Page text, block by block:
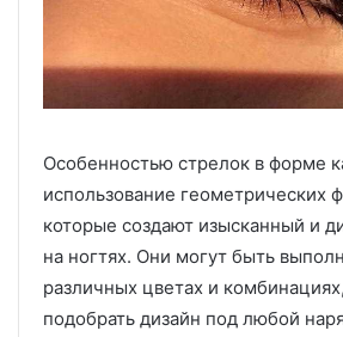
Особенностью стрелок в форме
использование геометрических
которые создают изысканный и
на ногтях. Они могут быть
различных цветах и
подобрать дизайн под любой